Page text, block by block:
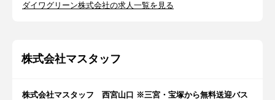
ダイワグリーン株式会社の求人一覧を見る
株式会社マスタッフ
株式会社マスタッフ 西宮山口 ※三宮・宝塚から無料送迎バス